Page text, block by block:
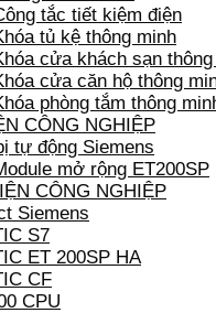
tắc tiết kiệm điện
tủ kệ thông minh
cửa khách sạn
cửa căn hộ thông
phòng tắm thông
CÔNG NGHIỆP
tự động Siemens
mở rộng ET200SP
CÔNG NGHIỆP
Siemens
S7
ET 200SP HA
CF
CPU